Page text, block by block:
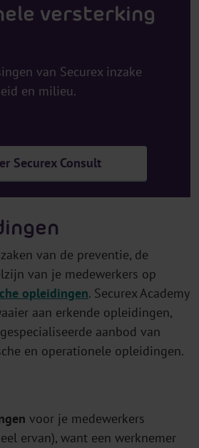
versterking
van Securex inzake
en milieu.
Securex Consult
van de preventie, de
van je medewerkers op
opleidingen. Securex Academy
aan erkende opleidingen,
aanbod van
en operationele opleidingen.
voor je medewerkers
ervan), want een werknemer